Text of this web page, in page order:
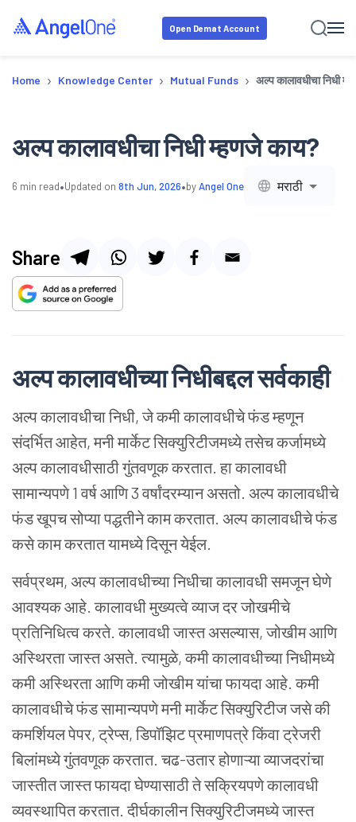
Open Demat Account
Home › Knowledge Center › Mutual Funds › अल्प कालावधीचा निधी
अल्प कालावधीचा निधी म्हणजे काय?
6 min read•Updated on 8th Jun, 2026•byAngel One मराठी
Share
अल्पकालावधीच्यानिधीबद्दलसर्वकाही
अल्प कालावधीचा निधी, जे कमी कालावधीचे फंड म्हणून
संदर्भित आहेत, मनी मार्केट सिक्युरिटीजमध्ये तसेच कर्जामध्ये
अल्प कालावधीसाठी गुंतवणूक करतात. हा कालावधी
सामान्यपणे 1 वर्ष आणि 3 वर्षांदरम्यान असतो. अल्प कालावधीचे
फंड खूपच सोप्या पद्धतीने काम करतात. अल्प कालावधीचे फंड
कसे काम करतात यामध्ये दिसून येईल.
सर्वप्रथम, अल्प कालावधीच्या निधीचा कालावधी समजून घेणे
आवश्यक आहे. कालावधी मुख्यत्वे व्याज दर जोखमीचे
प्रतिनिधित्व करते. कालावधी जास्त असल्यास, जोखीम आणि
अस्थिरता जास्त असते. त्यामुळे, कमी कालावधीच्या निधीमध्ये
कमी अस्थिरता आणि कमी जोखीम यांचा फायदा आहे. कमी
कालावधीचे फंड सामान्यपणे मनी मार्केट सिक्युरिटीज जसे की
कमर्शियल पेपर, ट्रेप्स, डिपॉझिट प्रमाणपत्रे किंवा ट्रेजरी
बिलांमध्ये गुंतवणूक करतात. चढ-उतार होणाऱ्या व्याजदरांचा
जास्तीत जास्त फायदा घेण्यासाठी ते सक्रियपणे कालावधी
व्यवस्थापित करतात. दीर्घकालीन सिक्युरिटीजमध्ये जास्त